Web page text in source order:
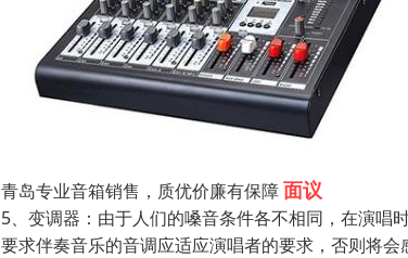
青岛专业音箱销售，质优价廉有保障面议
5、变调器：由于人们的嗓音条件各不相同，在演唱
要求伴奏音乐的音调应适应演唱者的要求，否则将